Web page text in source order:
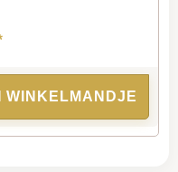
WINKELMANDJE